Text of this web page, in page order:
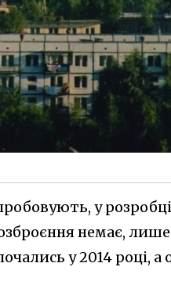
у
немає,
у 2014 році, а